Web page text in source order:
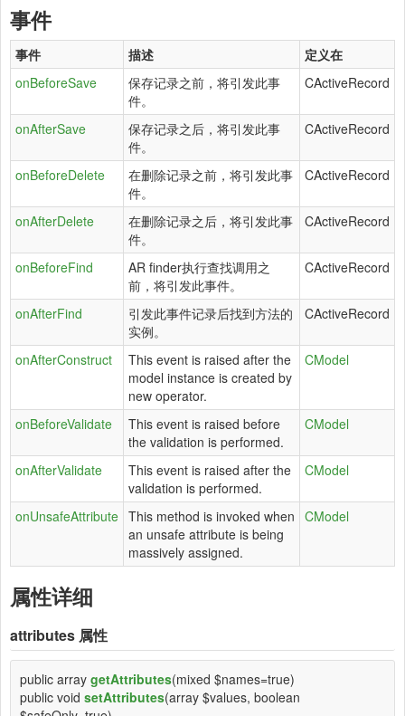
事件
事件 描述
定义在
onBeforeSave
保存记录之前，将引发此事
件。
CActiveRecord
onAfterSave
保存记录之后，将引发此事
件。
CActiveRecord
onBeforeDelete
在删除记录之前，将引发此事
件。
CActiveRecord
onAfterDelete
在删除记录之后，将引发此事
件。
CActiveRecord
onBeforeFind
AR finder执行查找调用之
前，将引发此事件。
CActiveRecord
onAfterFind
引发此事件记录后找到方法的
实例。
CActiveRecord
onAfterConstruct
This event is raised after the
model instance is created by
new operator.
CModel
onBeforeValidate
This event is raised before
the validation is performed.
CModel
onAfterValidate
This event is raised after the
validation is performed.
CModel
onUnsafeAttribute This method is invoked when
an unsafe attribute is being
massively assigned.
CModel
属性详细
attributes 属性
public array getAttributes(mixed $names=true)
public void setAttributes(array $values, boolean